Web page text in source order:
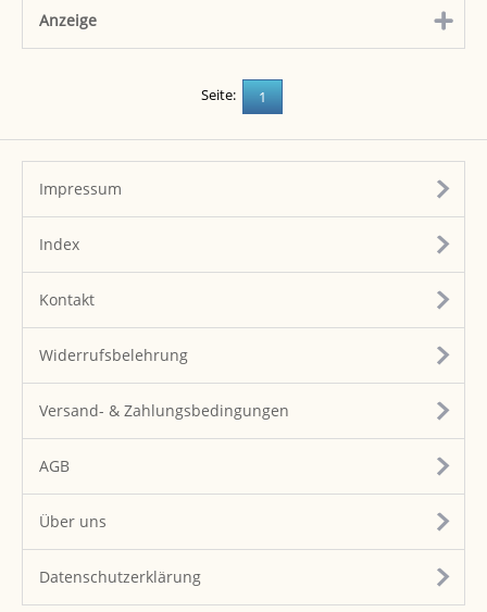
Anzeige
Seite: 1
Impressum
Index
Kontakt
Widerrufsbelehrung
Versand- & Zahlungsbedingungen
AGB
Über uns
Datenschutzerklärung